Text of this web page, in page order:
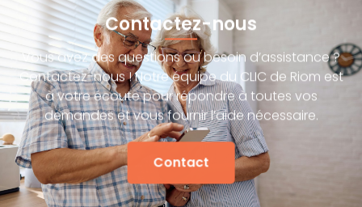
Contactez-nous
Vous avez des questions ou besoin d’assistance ?
Contactez-nous ! Notre équipe du CLIC de Riom est
à votre écoute pour répondre à toutes vos
demandes et vous fournir l’aide nécessaire.
Contact